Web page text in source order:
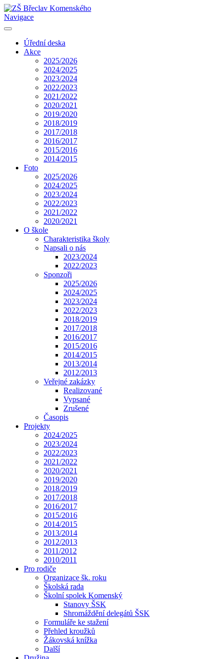
Navigace
Úřední deska
Akce
2025/2026
2024/2025
2023/2024
2022/2023
2021/2022
2020/2021
2019/2020
2018/2019
2017/2018
2016/2017
2015/2016
2014/2015
Foto
2025/2026
2024/2025
2023/2024
2022/2023
2021/2022
2020/2021
O škole
Charakteristika školy
Napsali o nás
2023/2024
2022/2023
Sponzoři
2025/2026
2024/2025
2023/2024
2022/2023
2018/2019
2017/2018
2016/2017
2015/2016
2014/2015
2013/2014
2012/2013
Veřejné zakázky
Realizované
Vypsané
Zrušené
Časopis
Projekty
2024/2025
2023/2024
2022/2023
2021/2022
2020/2021
2019/2020
2018/2019
2017/2018
2016/2017
2015/2016
2014/2015
2013/2014
2012/2013
2011/2012
2010/2011
Pro rodiče
Organizace šk. roku
Školská rada
Školní spolek Komenský
Stanovy ŠSK
Shromáždění delegátů ŠSK
Formuláře ke stažení
Přehled kroužků
Žákovská knížka
Další